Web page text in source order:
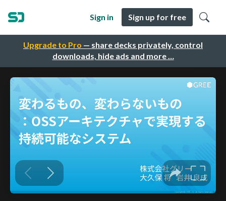
Upgrade to Pro — share decks privately, control
downloads, hide ads and more …
Sign in Sign up for free